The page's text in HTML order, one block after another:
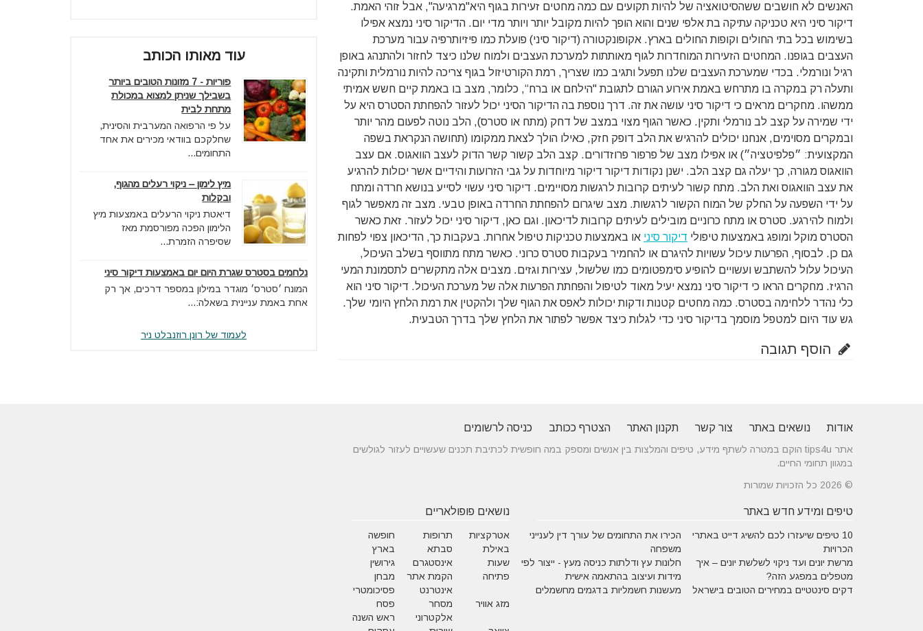
האנשים לא חושבים ששהסיטואציה של להיות תקועים עם כמה מחטים זעירות בגוף היא"מרגיעה", אבל זוהי האמת.
דיקור סיני היא טכניקה עתיקה בת אלפי שנים והוא הופך להיות מקובל יותר ויותר מדי יום. הדיקור סיני נמצא אפילו
בשימוש בכל בתי החולים וקופות החולים בארץ. אקופונקטורה (דיקור סיני) פועלת כמו פיזיותרפיה עבור מערכת
העצבים בגופנו. המחטים הזעירות המוחדרות לגוף מאותתות למערכת העצבים ולמוח שלנו כיצד לחזור ולהתנהג באופן
רגיל ונורמלי. בכדי שמערכת העצבים שלנו תפעל ותגיב כמו שצריך, רמת הקורטיזול בגוף צריכה להיות נורמלית ותקינה
ותעלה רק במקרה בו מתרחש באמת אירוע הגורם לתגובת "הילחם או ברח“, כלומר, מצב בו באמת קיים חשש אמיתי
ממשהו. מחקרים מראים כי דיקור סיני עושה את זה. דרך נוספת בה הדיקור הסיני יכול לעזור להפחתת הסטרס היא על
ידי שמירה על קצב לב נורמלי ותקין. כאשר הגוף מצוי במצב של דחק (מתח או סטרס), הלב נוטה לפעום מהר יותר
ובמקרים מסוימים, אנחנו יכולים להרגיש את הלב דופק חזק, כאילו הולך לצאת ממקומו (תחושה הנקראת בשפה
המקצועית: ״פלפיטציה״) או אפילו מצב של פרפור פרוזדורים. קצב הלב קשור קשר הדוק לעצב הוואגוס. אם עצב
הוואגוס מגורה, כך יעלה גם קצב הלב. ישנן נקודות דיקור דיקור מיוחדות על גבי הזרועות והידיים אשר יכולות להרגיע
את עצב הוואגוס ואת הלב. מתח קשור לעיתים קרובות לרגשות מסויימים. דיקור סיני עשוי לסייע בנושא חרדה ומתח
על ידי השפעה על החלק של המוח הקשור לרגשות. מצב שיגרום להפחתת החרדה באופן טבעי. מצב זה מאפשר לגוף
ולמוח להירגע. סטרס או מתח כרוניים מובילים לעיתים קרובות לדיכאון. וגם כאן, דיקור סיני יכול לעזור. זאת כאשר
הסטרס מוקל ומופג באמצעות טיפולי דיקור סיני או באמצעות טכניקות טיפול אחרות. בעקבות כך, הדיכאון צפוי לפחות
גם כן. לבסוף, הפרעות עיכול עשויות להיגרם או להחמיר בעקבות סטרס כרוני. כאשר מתח מתווסף בשלב העיכול,
העיכול עלול להשתבש ועשויים להופיע סימפטומים כמו שלשול, עצירות וגזים. מצבים אלה מתקשרים לתסמונת המעי
הרגיז. מחקרים הראו כי דיקור סיני נמצא יעיל מאוד לטיפול והפחתת הפרעות אלה של מערכת העיכול. דיקור סיני הוא
כלי נהדר ללחימה בסטרס. כמה מחטים קטנות ודקות יכולות לאפס את הגוף שלך ולהקטין את רמת הלחץ היומי שלך.
גש עוד היום למטפל מוסמך בדיקור סיני כדי לגלות כיצד אפשר לפתור את הלחץ שלך בדרך הטבעית.
הוסף תגובה
עוד מאותו הכותב
פוריות - 7 מזונות הטובים ביותר
בשבילך שניתן למצוא במכולת
מתחת לבית
על פי הרפואה המערבית והסינית,
שחלקכם בוודאי מכירים את אחד
התחומים...
מיץ לימון – ניקוי רעלים מהגוף,
ובקלות
דיאטת ניקוי הרעלים באמצעות מיץ
הלימון הפכה מפורסמת מאז
שסיפרה הזמרת...
נלחמים בסטרס שגרת היום יום באמצעות דיקור סיני
המונח ׳סטרס׳ מוגדר במילון במספר דרכים, אך רק
אחת באמת עניינית בשאלה:...
לעמוד של רונן רוזנבלט ניר
אודות נושאים באתר צור קשר תקנון האתר הצטרף ככותב כניסה לרשומים
אתר tips4u הוקם במטרה לשתף מידע, טיפים והמלצות בין אנשים ומספק במה חופשית לכתיבת תכנים שעשויים לעזור לגולשים
במגוון תחומי החיים.
© 2026 כל הזכויות שמורות
טיפים ומידע חדש באתר
10 טיפים שיעזרו לכם להשיג דייט באתרי
הכרויות
הכירו את התחומים של עורך דין לענייני
משפחה
מרשת יונים ועד ניקוי לשלשת יונים – איך
מטפלים במפגע הזה?
חלונות עץ ודלתות כניסה מעץ - ייצור לפי
מידות ועיצוב בהתאמה אישית
דקים סינטטיים במחירים הטובים בישראל
מעשנות חשמליות בדגמים מחשמלים
נושאים פופולאריים
אטרקציות
באילת
תרופות
סבתא
חופשה
בארץ
שעות
פתיחה
אינסטגרם
גירושין
הקמת אתר
אינטרנט
מבחן
פסיכומטרי
מזג אוויר
מסחר
אלקטרוני
פסח
ראש השנה